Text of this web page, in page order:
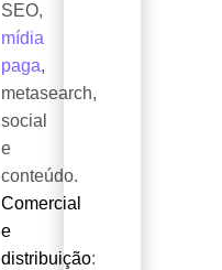
SEO,
mídia
paga,
metasearch,
social
e
conteúdo.
Comercial
e
distribuição: